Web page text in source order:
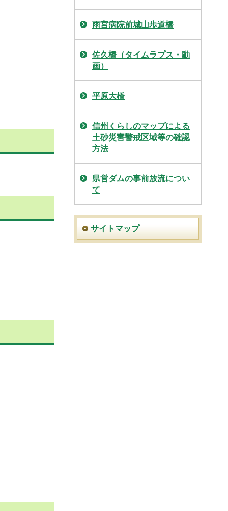
雨宮病院前城山歩道橋
佐久橋（タイムラプス・動
画）
平原大橋
信州くらしのマップによる
土砂災害警戒区域等の確認
方法
県営ダムの事前放流につい
て
サイトマップ